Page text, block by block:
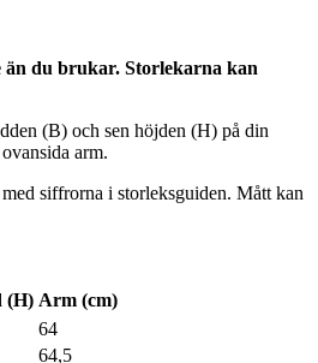
än du brukar. Storlekarna kan
(B) och sen höjden (H) på din
arm.
siffrorna i storleksguiden. Mått kan
(H) Arm (cm)
64
64,5